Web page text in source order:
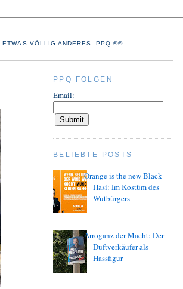
ETWAS VÖLLIG ANDERES. PPQ ®©
PPQ FOLGEN
Email:
BELIEBTE POSTS
Orange is the new Black
Hasi: Im Kostüm des
Wutbürgers
Arroganz der Macht: Der
Duftverkäufer als
Hassfigur